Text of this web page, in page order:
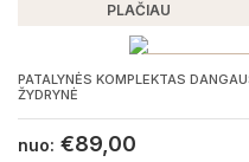
PLAČIAU
POPULIARU
PATALYNĖS KOMPLEKTAS
ŽYDRYNĖ
nuo: €89,00